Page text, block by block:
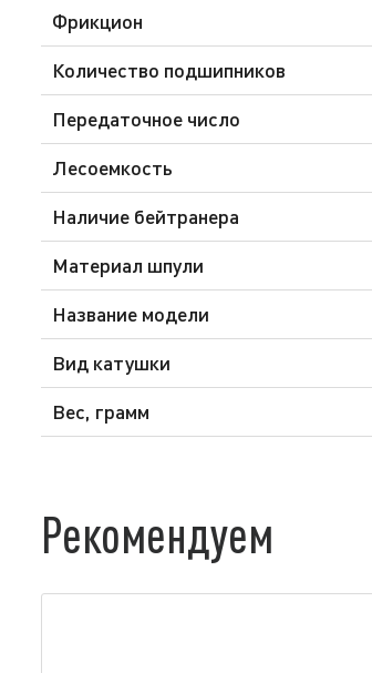
Фрикцион
Количество подшипников
Передаточное число
Лесоемкость
Наличие бейтранера
Материал шпули
Название модели
Вид катушки
Вес, грамм
Рекомендуем